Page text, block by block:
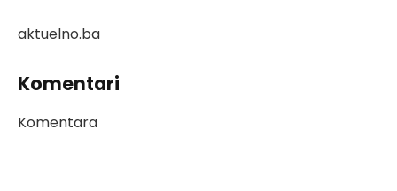
aktuelno.ba
Komentari
Komentara